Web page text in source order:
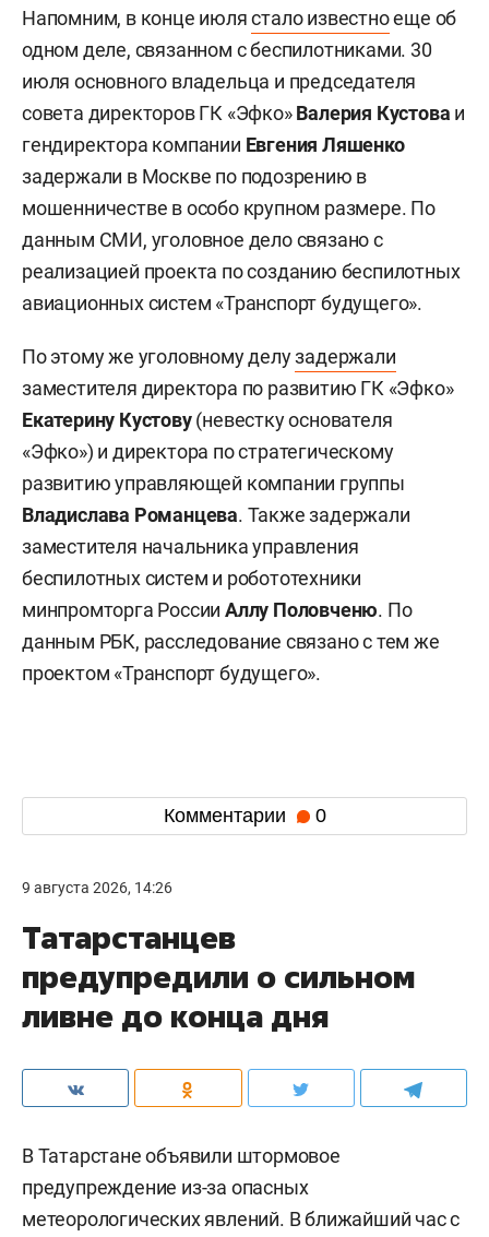
Напомним, в конце июлястало известноеще об
одном деле, связанном с беспилотниками. 30
июля основного владельца и председателя
совета директоров ГК «Эфко»Валерия Кустова и
гендиректора компании Евгения Ляшенко
задержали в Москве по подозрению в
мошенничестве в особо крупном размере. По
данным СМИ, уголовное дело связано с
реализацией проекта по созданию беспилотных
авиационных систем «Транспорт будущего».
По этому же уголовному делузадержали
заместителя директора по развитию ГК «Эфко»
Екатерину Кустову(невестку основателя
«Эфко») и директора по стратегическому
развитию управляющей компании группы
Владислава Романцева. Также задержали
заместителя начальника управления
беспилотных систем и робототехники
минпромторга РоссииАллу Половченю. По
данным РБК, расследование связано с тем же
проектом «Транспорт будущего».
Комментарии 0
9 августа 2026, 14:26
Татарстанцев
предупредили о сильном
ливне до конца дня
В Татарстане объявили штормовое
предупреждение из-за опасных
метеорологических явлений. В ближайший час с